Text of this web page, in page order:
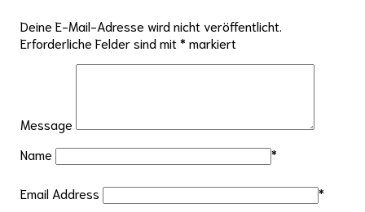
Deine E-Mail-Adresse wird nicht veröffentlicht.
Erforderliche Felder sind mit* markiert
Message
Name
*
Email Address *